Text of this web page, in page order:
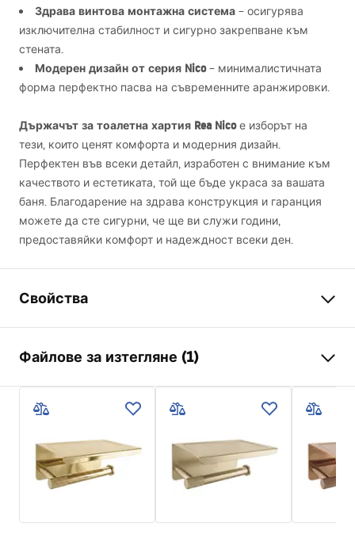
Здрава винтова монтажна система – осигурява
изключителна стабилност и сигурно закрепване към
стената.
Модерен дизайн от серия Nico– минималистичната
форма перфектно пасва на съвременните аранжировки.
Държачът за тоалетна хартия Rea Nicoе изборът на
тези, които ценят комфорта и модерния дизайн.
Перфектен във всеки детайл, изработен с внимание към
качеството и естетиката, той ще бъде украса за вашата
баня. Благодарение на здрава конструкция и гаранция
можете да сте сигурни, че ще ви служи години,
предоставяйки комфорт и надеждност всеки ден.
Свойства
Материал
Метал
Начин на монтаж
Завинтващ се
Ширина
180
Височина
40mm
Дълбочина
70mm
Серия
Nico
Файлове за изтегляне (1)
Гаранционни условия